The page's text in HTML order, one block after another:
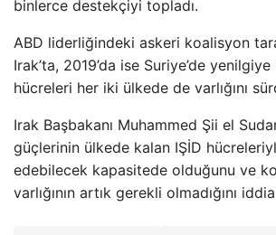
binlerce destekçiyi topladı.
ABD liderliğindeki askeri koalisyon
Irak’ta, 2019’da ise Suriye’de yenilgiye
hücreleri her iki ülkede de varlığını
Irak Başbakanı Muhammed Şii el
güçlerinin ülkede kalan IŞİD
edebilecek kapasitede olduğunu ve
varlığının artık gerekli olmadığını